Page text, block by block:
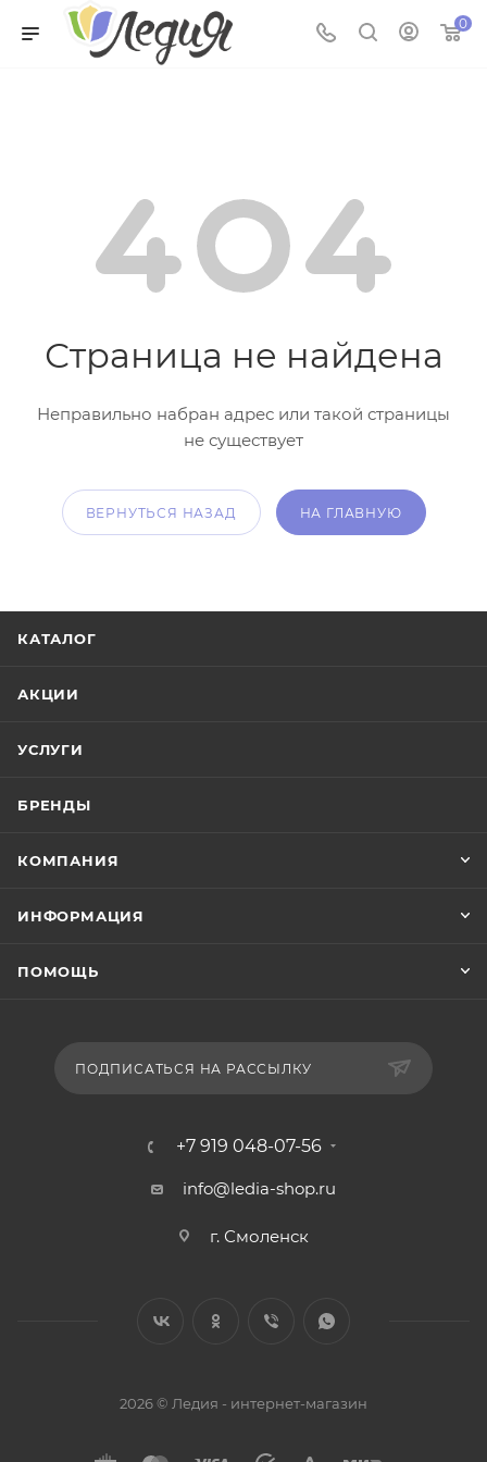
0
Страница не найдена
Неправильно набран адрес или такой страницы
не существует
ВЕРНУТЬСЯ НАЗАД НА ГЛАВНУЮ
КАТАЛОГ
АКЦИИ
УСЛУГИ
БРЕНДЫ
КОМПАНИЯ
ИНФОРМАЦИЯ
ПОМОЩЬ
ПОДПИСАТЬСЯ НА РАССЫЛКУ
+7 919 048-07-56
info@ledia-shop.ru
г. Смоленск
2026 © Ледия - интернет-магазин